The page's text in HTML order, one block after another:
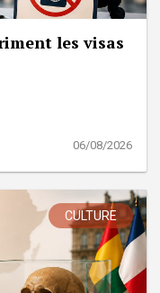
les visas
06/08/2026
CULTURE